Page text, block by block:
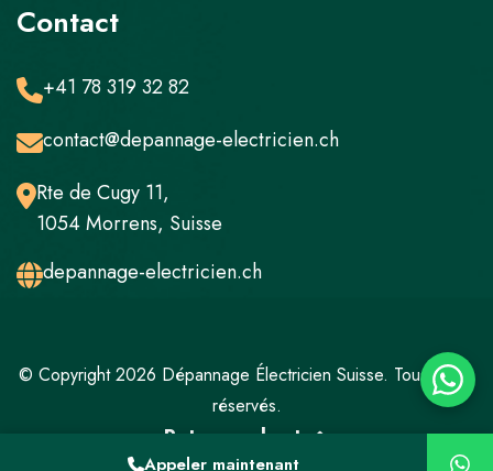
Contact
+41 78 319 32 82
contact@depannage-electricien.ch
Rte de Cugy 11,
1054 Morrens, Suisse
depannage-electricien.ch
© Copyright 2026 Dépannage Électricien Suisse. Tous droits
réservés.
Retour en haut
Appeler maintenant